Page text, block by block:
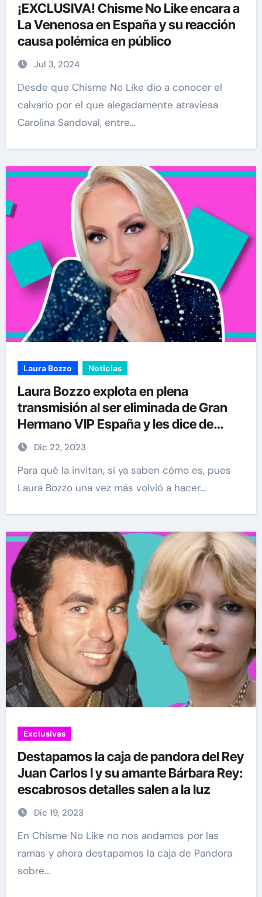
¡EXCLUSIVA! Chisme No Like encara a
La Venenosa en España y su reacción
causa polémica en público
Jul 3, 2024
Desde que Chisme No Like dio a conocer el
calvario por el que alegadamente atraviesa
Carolina Sandoval, entre…
Laura Bozzo Noticias
Laura Bozzo explota en plena
transmisión al ser eliminada de Gran
Hermano VIP España y les dice de
cosas
Dic 22, 2023
Para qué la invitan, si ya saben cómo es, pues
Laura Bozzo una vez más volvió a hacer…
Exclusivas
Destapamos la caja de pandora del Rey
Juan Carlos I y su amante Bárbara Rey:
escabrosos detalles salen a la luz
Dic 19, 2023
En Chisme No Like no nos andamos por las
ramas y ahora destapamos la caja de Pandora
sobre…